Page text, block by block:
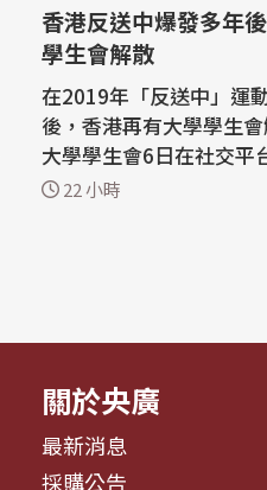
香港反送中爆發多年
學生會解散
在2019年「反送中」運
後，香港再有大學學生
大學學生會6日在社交平
明，表示近年校園內外形
22 小時
關於央廣
最新消息
採購公告